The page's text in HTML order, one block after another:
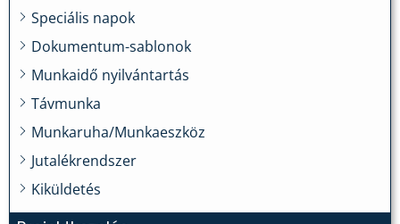
Speciális napok
Dokumentum-sablonok
Munkaidő nyilvántartás
Távmunka
Munkaruha/Munkaeszköz
Jutalékrendszer
Kiküldetés